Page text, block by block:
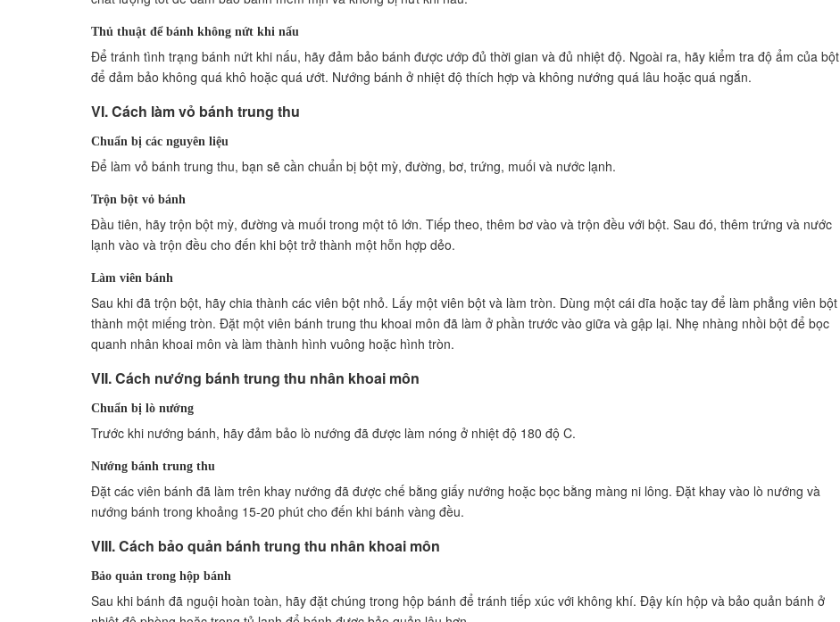
Thủ thuật để bánh không nứt khi nấu
Để tránh tình trạng bánh nứt khi nấu, hãy đảm bảo bánh được ướp đủ thời gian và đủ nhiệt độ. Ngoài ra, hãy kiểm tra độ ẩm của bột
để đảm bảo không quá khô hoặc quá ướt. Nướng bánh ở nhiệt độ thích hợp và không nướng quá lâu hoặc quá ngắn.
VI. Cách làm vỏ bánh trung thu
Chuẩn bị các nguyên liệu
Để làm vỏ bánh trung thu, bạn sẽ cần chuẩn bị bột mỳ, đường, bơ, trứng, muối và nước lạnh.
Trộn bột vỏ bánh
Đầu tiên, hãy trộn bột mỳ, đường và muối trong một tô lớn. Tiếp theo, thêm bơ vào và trộn đều với bột. Sau đó, thêm trứng và nước
lạnh vào và trộn đều cho đến khi bột trở thành một hỗn hợp dẻo.
Làm viên bánh
Sau khi đã trộn bột, hãy chia thành các viên bột nhỏ. Lấy một viên bột và làm tròn. Dùng một cái dĩa hoặc tay để làm phẳng viên bột
thành một miếng tròn. Đặt một viên bánh trung thu khoai môn đã làm ở phần trước vào giữa và gập lại. Nhẹ nhàng nhồi bột để bọc
quanh nhân khoai môn và làm thành hình vuông hoặc hình tròn.
VII. Cách nướng bánh trung thu nhân khoai môn
Chuẩn bị lò nướng
Trước khi nướng bánh, hãy đảm bảo lò nướng đã được làm nóng ở nhiệt độ 180 độ C.
Nướng bánh trung thu
Đặt các viên bánh đã làm trên khay nướng đã được chế bằng giấy nướng hoặc bọc bằng màng ni lông. Đặt khay vào lò nướng và
nướng bánh trong khoảng 15-20 phút cho đến khi bánh vàng đều.
VIII. Cách bảo quản bánh trung thu nhân khoai môn
Bảo quản trong hộp bánh
Sau khi bánh đã nguội hoàn toàn, hãy đặt chúng trong hộp bánh để tránh tiếp xúc với không khí. Đậy kín hộp và bảo quản bánh ở